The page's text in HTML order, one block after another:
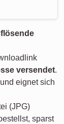
versendet.
und eignet sich
(JPG)
sparst